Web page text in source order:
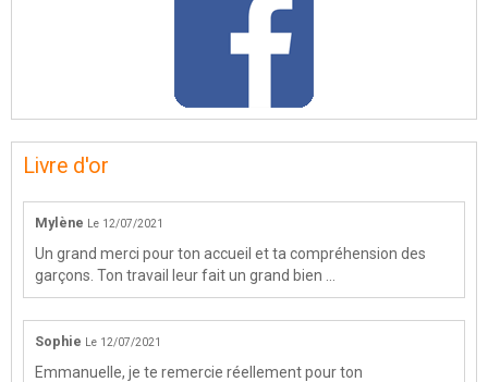
Livre d'or
Mylène Le 12/07/2021
Un grand merci pour ton accueil et ta compréhension des
garçons. Ton travail leur fait un grand bien ...
Sophie Le 12/07/2021
Emmanuelle, je te remercie réellement pour ton